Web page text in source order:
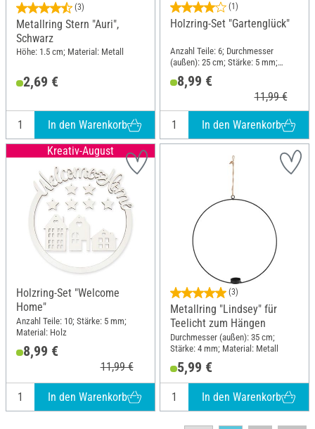
(3)
Metallring Stern "Auri",
Schwarz
Höhe: 1.5 cm; Material: Metall
2,69 €
In den Warenkorb
(1)
Holzring-Set "Gartenglück"
Anzahl Teile: 6; Durchmesser
(außen): 25 cm; Stärke: 5 mm;
Material: Holz
8,99 €
11,99 €
In den Warenkorb
Kreativ-August
Holzring-Set "Welcome
Home"
Anzahl Teile: 10; Stärke: 5 mm;
Material: Holz
8,99 €
11,99 €
In den Warenkorb
(3)
Metallring "Lindsey" für
Teelicht zum Hängen
Durchmesser (außen): 35 cm;
Stärke: 4 mm; Material: Metall
5,99 €
In den Warenkorb